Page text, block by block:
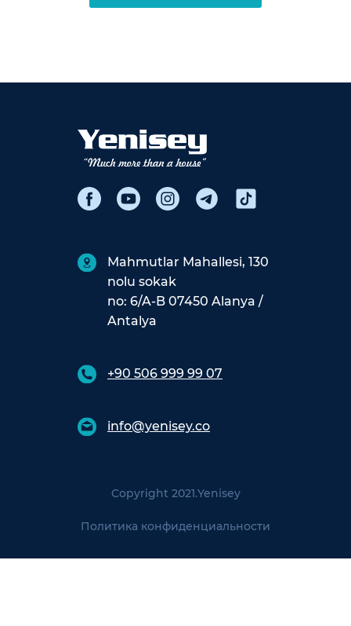
Mahmutlar Mahallesi, 130
nolu sokak
no: 6/A-B 07450 Alanya /
Antalya
+90 506 999 99 07
info@yenisey.co
Copyright 2021.Yenisey
Политика конфиденциальности